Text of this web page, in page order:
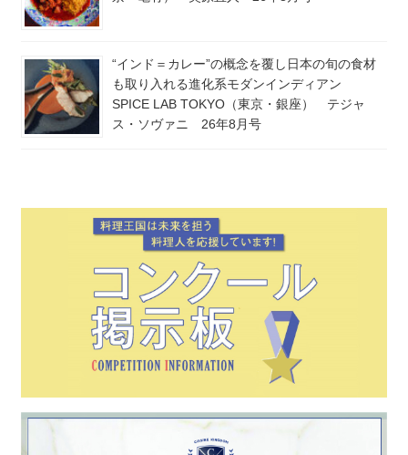
“インド＝カレー”の概念を覆し日本の旬の食材
も取り入れる進化系モダンインディアン
SPICE LAB TOKYO（東京・銀座） テジャ
ス・ソヴァニ 26年8月号